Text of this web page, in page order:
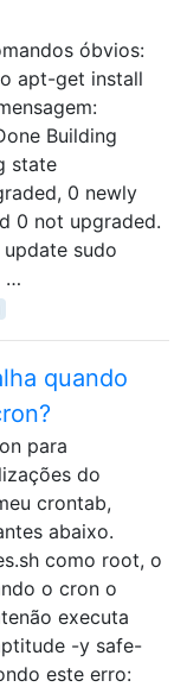
óbvios:
apt-get install
Building
state
0 newly
0 not upgraded.
sudo
…
quando
para
do
crontab,
abaixo.
como root, o
o cron o
executa
-y safe-
este erro: